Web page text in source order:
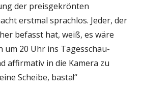
der preisgekrönten
erstmal sprachlos. Jeder, der
befasst hat, weiß, es wäre
um 20 Uhr ins Tagesschau-
affirmativ in die Kamera zu
Scheibe, basta!“